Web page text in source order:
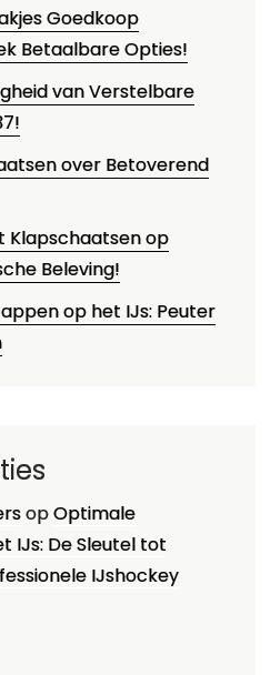
Goedkoop
Betaalbare Opties!
van Verstelbare
over Betoverend
Klapschaatsen op
Beleving!
op het IJs: Peuter
opOptimale
IJs: De Sleutel tot
IJshockey